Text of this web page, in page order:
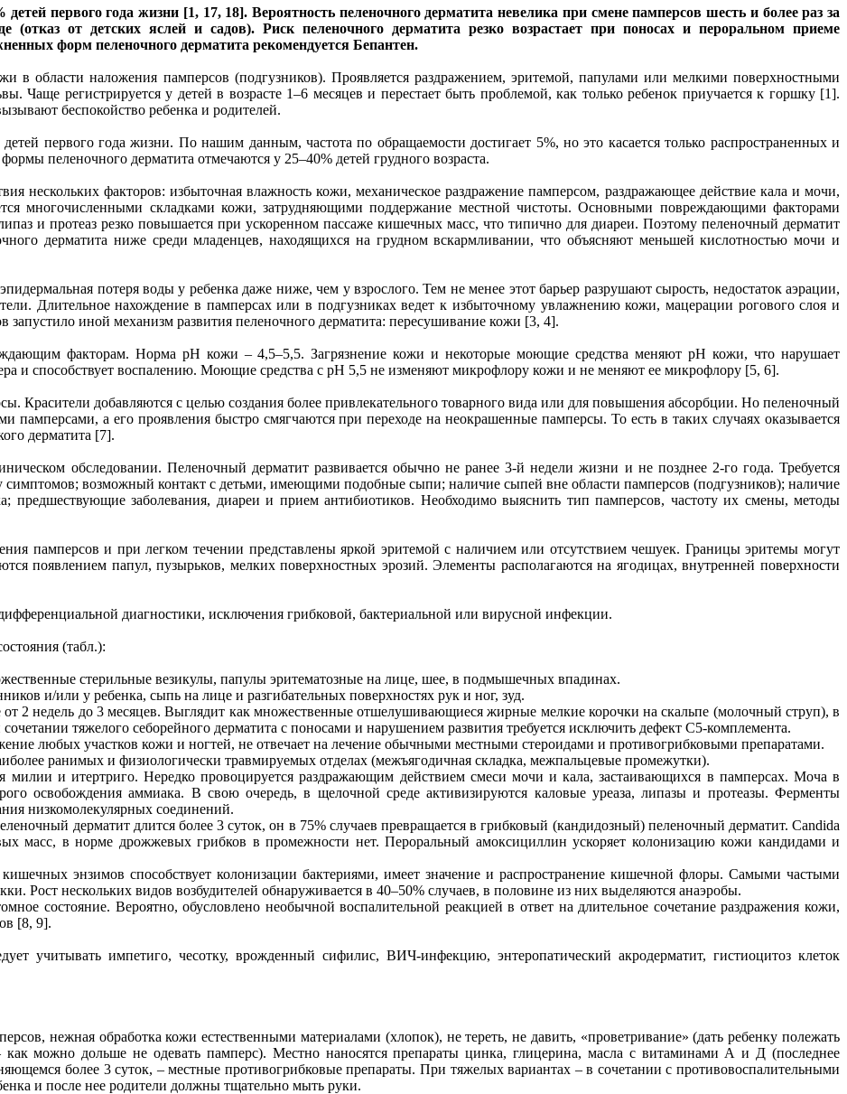
первого года жизни [1, 17, 18]. Вероятность пеленочного дерматита невелика при смене памперсов шесть и более раз за
(отказ от детских яслей и садов). Риск пеленочного дерматита резко возрастает при поносах и пероральном приеме
форм пеленочного дерматита рекомендуется Бепантен.
в области наложения памперсов (подгузников). Проявляется раздражением, эритемой, папулами или мелкими поверхностными
Чаще регистрируется у детей в возрасте 1–6 месяцев и перестает быть проблемой, как только ребенок приучается к горшку [1].
беспокойство ребенка и родителей.
первого года жизни. По нашим данным, частота по обращаемости достигает 5%, но это касается только распространенных и
пеленочного дерматита отмечаются у 25–40% детей грудного возраста.
нескольких факторов: избыточная влажность кожи, механическое раздражение памперсом, раздражающее действие кала и мочи,
многочисленными складками кожи, затрудняющими поддержание местной чистоты. Основными повреждающими факторами
и протеаз резко повышается при ускоренном пассаже кишечных масс, что типично для диареи. Поэтому пеленочный дерматит
дерматита ниже среди младенцев, находящихся на грудном вскармливании, что объясняют меньшей кислотностью мочи и
потеря воды у ребенка даже ниже, чем у взрослого. Тем не менее этот барьер разрушают сырость, недостаток аэрации,
Длительное нахождение в памперсах или в подгузниках ведет к избыточному увлажнению кожи, мацерации рогового слоя и
иной механизм развития пеленочного дерматита: пересушивание кожи [3, 4].
факторам. Норма pH кожи – 4,5–5,5. Загрязнение кожи и некоторые моющие средства меняют рН кожи, что нарушает
и способствует воспалению. Моющие средства с рН 5,5 не изменяют микрофлору кожи и не меняют ее микрофлору [5, 6].
Красители добавляются с целью создания более привлекательного товарного вида или для повышения абсорбции. Но пеленочный
памперсами, а его проявления быстро смягчаются при переходе на неокрашенные памперсы. То есть в таких случаях оказывается
дерматита [7].
обследовании. Пеленочный дерматит развивается обычно не ранее 3-й недели жизни и не позднее 2-го года. Требуется
симптомов; возможный контакт с детьми, имеющими подобные сыпи; наличие сыпей вне области памперсов (подгузников); наличие
предшествующие заболевания, диареи и прием антибиотиков. Необходимо выяснить тип памперсов, частоту их смены, методы
памперсов и при легком течении представлены яркой эритемой с наличием или отсутствием чешуек. Границы эритемы могут
появлением папул, пузырьков, мелких поверхностных эрозий. Элементы располагаются на ягодицах, внутренней поверхности
диагностики, исключения грибковой, бактериальной или вирусной инфекции.
(табл.):
стерильные везикулы, папулы эритематозные на лице, шее, в подмышечных впадинах.
и/или у ребенка, сыпь на лице и разгибательных поверхностях рук и ног, зуд.
от 2 недель до 3 месяцев. Выглядит как множественные отшелушивающиеся жирные мелкие корочки на скальпе (молочный струп), в
тяжелого себорейного дерматита с поносами и нарушением развития требуется исключить дефект С5-комплемента.
любых участков кожи и ногтей, не отвечает на лечение обычными местными стероидами и противогрибковыми препаратами.
ранимых и физиологически травмируемых отделах (межъягодичная складка, межпальцевые промежутки).
милии и итертриго. Нередко провоцируется раздражающим действием смеси мочи и кала, застаивающихся в памперсах. Моча в
освобождения аммиака. В свою очередь, в щелочной среде активизируются каловые уреаза, липазы и протеазы. Ферменты
низкомолекулярных соединений.
дерматит длится более 3 суток, он в 75% случаев превращается в грибковый (кандидозный) пеленочный дерматит. Candida
масс, в норме дрожжевых грибков в промежности нет. Пероральный амоксициллин ускоряет колонизацию кожи кандидами и
энзимов способствует колонизации бактериями, имеет значение и распространение кишечной флоры. Самыми частыми
Рост нескольких видов возбудителей обнаруживается в 40–50% случаев, в половине из них выделяются анаэробы.
состояние. Вероятно, обусловлено необычной воспалительной реакцией в ответ на длительное сочетание раздражения кожи,
[8, 9].
учитывать импетиго, чесотку, врожденный сифилис, ВИЧ-инфекцию, энтеропатический акродерматит, гистиоцитоз клеток
нежная обработка кожи естественными материалами (хлопок), не тереть, не давить, «проветривание» (дать ребенку полежать
можно дольше не одевать памперс). Местно наносятся препараты цинка, глицерина, масла с витаминами А и Д (последнее
более 3 суток, – местные противогрибковые препараты. При тяжелых вариантах – в сочетании с противовоспалительными
и после нее родители должны тщательно мыть руки.